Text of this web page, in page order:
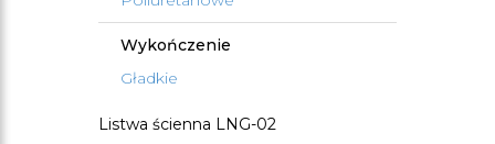
Wykończenie
Gładkie
Listwa ścienna LNG-02